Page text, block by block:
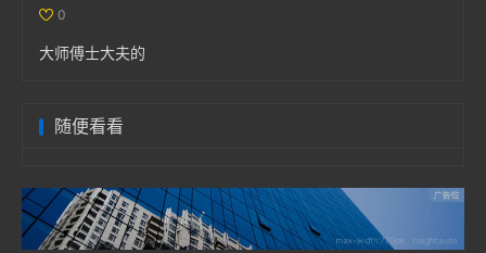
0
大师傅士大夫的
随便看看